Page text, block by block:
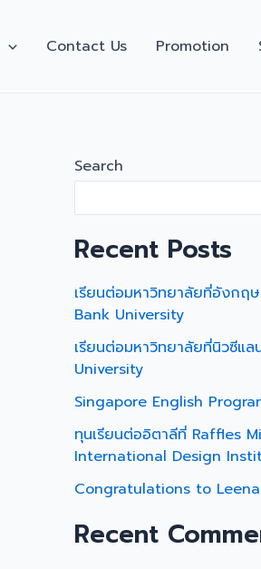
Contact Us Promotion
Search
Recent Posts
เรียนต่อมหาวิทยาลัยที่อังกฤ
Bank University
เรียนต่อมหาวิทยาลัยที่นิวซีแ
University
Singapore English
ทุนเรียนต่ออิตาลีที่ Raffles
International Design
Congratulations to Leena
Recent